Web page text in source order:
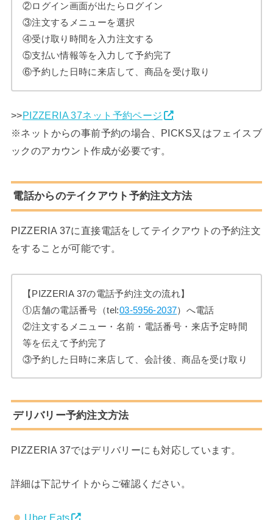
②ログイン画面が出たらログイン
③注文するメニューを選択
④受け取り時間を入力注文する
⑤支払い情報等を入力して予約完了
⑥予約した日時に来店して、商品を受け取り
>>PIZZERIA 37ネット予約ページ
※ネットからの事前予約の場合、PICKS又はフェイスブ
ックのアカウント作成が必要です。
電話からのテイクアウト予約注文方法
PIZZERIA 37に直接電話をしてテイクアウトの予約注文
をすることが可能です。
【PIZZERIA 37の電話予約注文の流れ】
①店舗の電話番号（tel:03-5956-2037）へ電話
②注文するメニュー・名前・電話番号・来店予定時間
等を伝えて予約完了
③予約した日時に来店して、会計後、商品を受け取り
デリバリー予約注文方法
PIZZERIA 37ではデリバリーにも対応しています。
詳細は下記サイトからご確認ください。
Uber Eats